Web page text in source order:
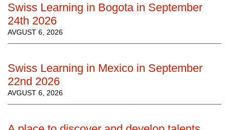
Swiss Learning in Bogota in September
24th 2026
AVGUST 6, 2026
Swiss Learning in Mexico in September
22nd 2026
AVGUST 6, 2026